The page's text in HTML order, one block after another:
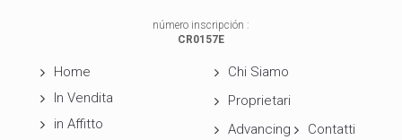
número inscripción :
CR0157E
Home
In Vendita
in Affitto
Chi Siamo
Proprietari
Advancing
Contatti